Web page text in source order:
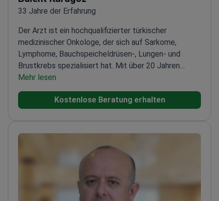
33 Jahre der Erfahrung
Der Arzt ist ein hochqualifizierter türkischer
medizinischer Onkologe, der sich auf Sarkome,
Lymphome, Bauchspeicheldrüsen-, Lungen- und
Brustkrebs spezialisiert hat. Mit über 20 Jahren
Erfahrung konzentriert sich der Arzt auf
Tumorbiologie, Tumorimmunologie,
Krebsimmuntherapie und gezielte Therapien. Seit
am Anadolu Medical Center und hatte zuvor
Führungspositionen an der Medizinischen Fakultät
der Istanbul Okan Universität und am GATA
Haydarpaşa Ausbildungskrankenhaus inne. Der Arzt
verfasst und ist Mitglied der Türkischen
Gesellschaft für Medizinische Onkologie und der
Mehr lesen
Kostenlose Beratung erhalten